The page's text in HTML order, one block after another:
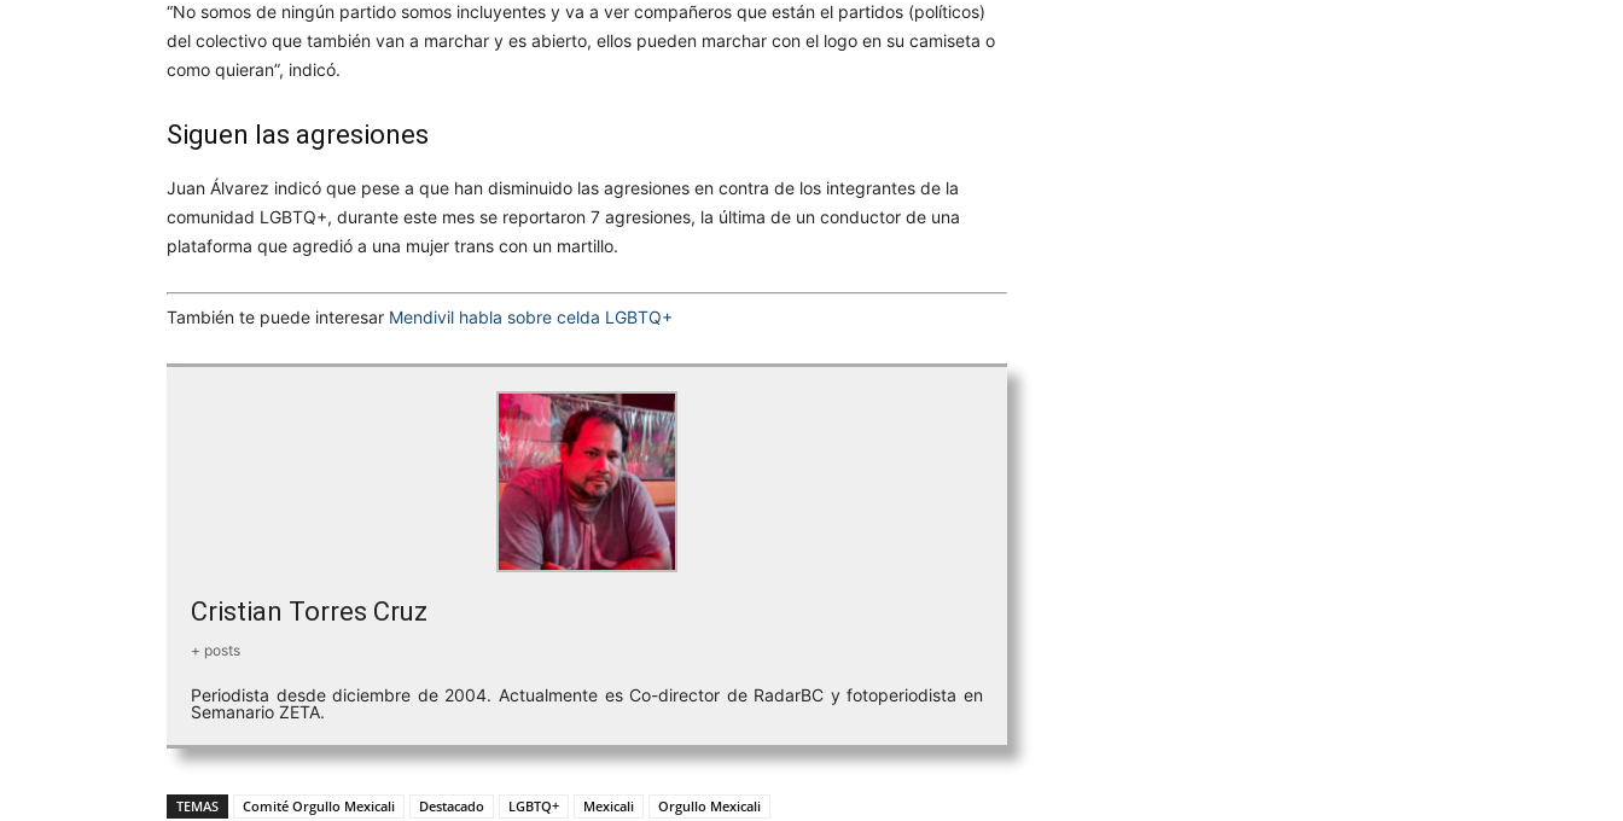
“No somos de ningún partido somos incluyentes y va a ver compañeros que están el partidos (políticos)
del colectivo que también van a marchar y es abierto, ellos pueden marchar con el logo en su camiseta o
como quieran”, indicó.
Siguen las agresiones
Juan Álvarez indicó que pese a que han disminuido las agresiones en contra de los integrantes de la
comunidad LGBTQ+, durante este mes se reportaron 7 agresiones, la última de un conductor de una
plataforma que agredió a una mujer trans con un martillo.
También te puede interesar Mendivil habla sobre celda LGBTQ+
Cristian Torres Cruz
+ posts
Periodista desde diciembre de 2004. Actualmente es Co-director de RadarBC y fotoperiodista en
Semanario ZETA.
TEMAS Comité Orgullo Mexicali Destacado LGBTQ+ Mexicali Orgullo Mexicali